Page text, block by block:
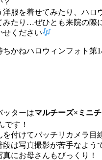
洋服を着せてみたり、ハロ
みたり…ぜひとも来院の際
せください
ちかねハロウィンフォト第
ッターはマルチーズ×ミニ
です！
を付けてバッチリカメラ目
段は写真撮影が苦手なよう
にお母さんもびっくり！